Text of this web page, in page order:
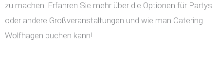
zu machen! Erfahren Sie mehr über die Optionen für Partys
oder andere Großveranstaltungen und wie man Catering
Wolfhagen buchen kann!